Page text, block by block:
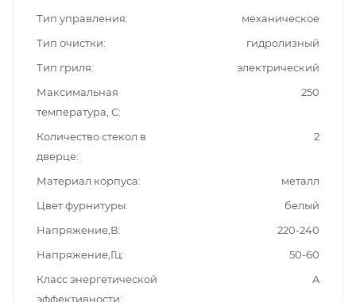
Тип управления
механическое
Тип очистки
гидролизный
Тип гриля
электрический
Максимальная
температура, С
250
Количество стекол в
дверце
2
Материал корпуса
металл
Цвет фурнитуры
белый
Напряжение,В
220-240
Напряжение,Гц
50-60
Класс энергетической
эффективности
A